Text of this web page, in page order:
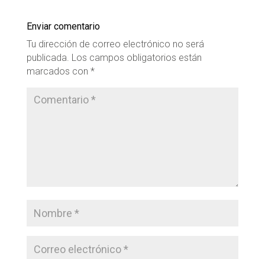
Enviar comentario
Tu dirección de correo electrónico no será
publicada. Los campos obligatorios están
marcados con *